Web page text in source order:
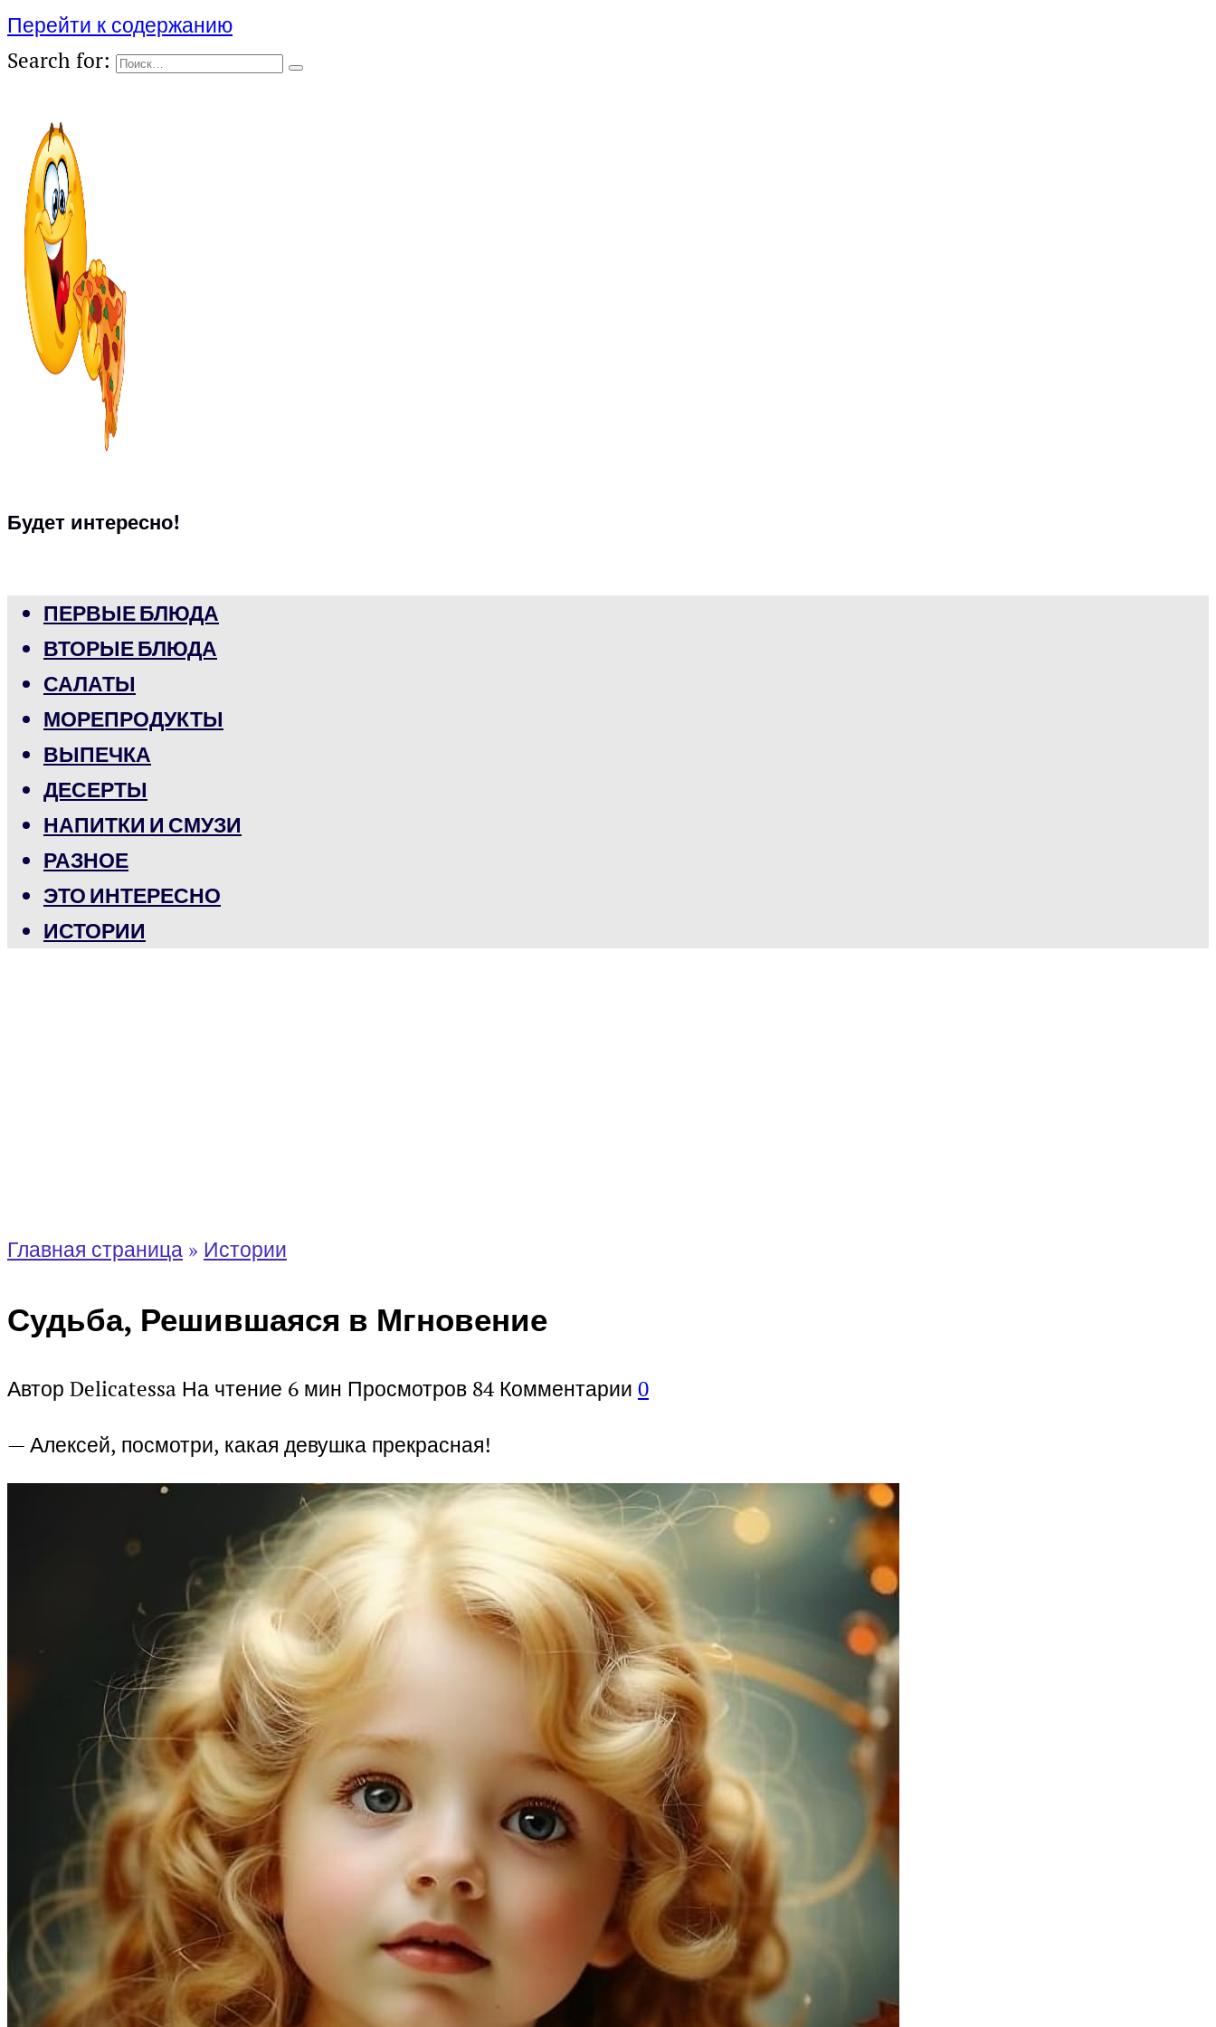
Перейти к содержанию
Search for:
Будет интересно!
ПЕРВЫЕ БЛЮДА
ВТОРЫЕ БЛЮДА
САЛАТЫ
МОРЕПРОДУКТЫ
ВЫПЕЧКА
ДЕСЕРТЫ
НАПИТКИ И СМУЗИ
РАЗНОЕ
ЭТО ИНТЕРЕСНО
ИСТОРИИ
Главная страница » Истории
Судьба, Решившаяся в Мгновение
Автор Delicatessa На чтение 6 мин Просмотров 84 Комментарии 0
— Алексей, посмотри, какая девушка прекрасная!